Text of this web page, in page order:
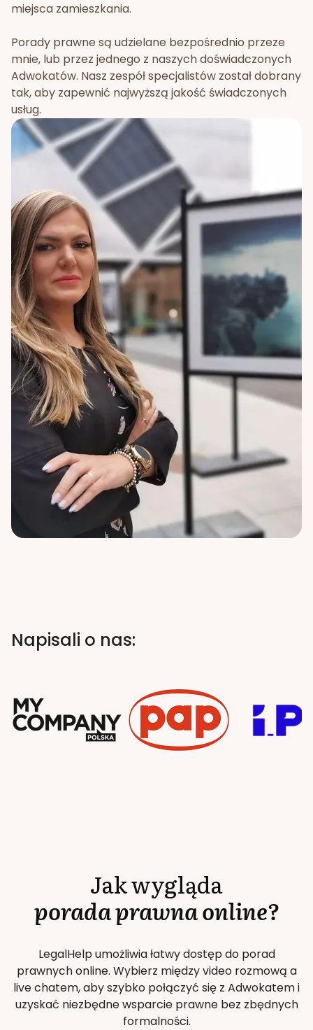
miejsca zamieszkania.
Porady prawne są udzielane bezpośrednio przeze
mnie, lub przez jednego z naszych doświadczonych
Adwokatów. Nasz zespół specjalistów został dobrany
tak, aby zapewnić najwyższą jakość świadczonych
usług.
Napisali o nas:
Jak wygląda
porada prawna online?
LegalHelp umożliwia łatwy dostęp do porad
prawnych online. Wybierz między video rozmową a
live chatem, aby szybko połączyć się z Adwokatem i
uzyskać niezbędne wsparcie prawne bez zbędnych
formalności.